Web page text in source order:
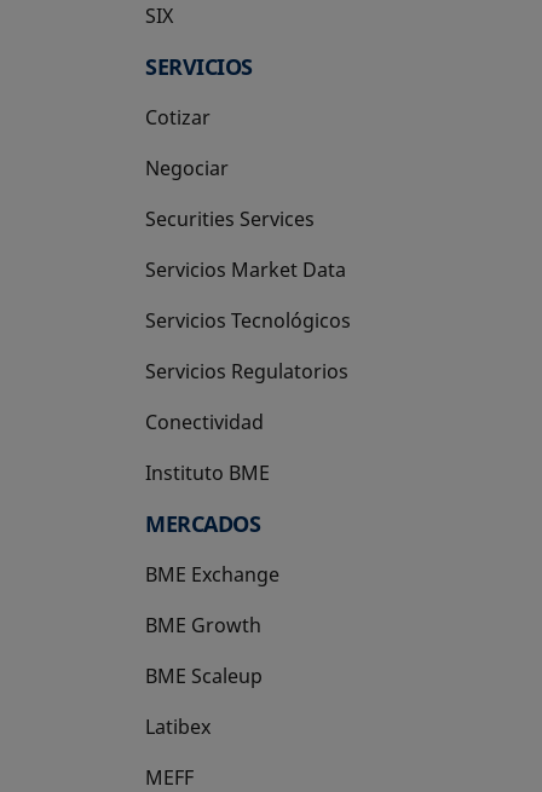
SIX
se abre en una pestaña nueva
SERVICIOS
Cotizar
Negociar
Securities Services
Servicios Market Data
Servicios Tecnológicos
Servicios Regulatorios
Conectividad
Instituto BME
se abre en una pestaña nueva
MERCADOS
BME Exchange
BME Growth
se abre en una pestaña nueva
BME Scaleup
se abre en una pestaña nueva
Latibex
se abre en una pestaña nueva
MEFF
se abre en una pestaña nueva